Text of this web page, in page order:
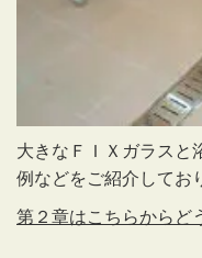
大きなＦＩＸガラスと
例などをご紹介してお
第２ 章はこちらからど